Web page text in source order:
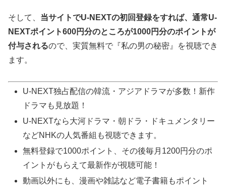
そして、 当サイトでU-NEXTの初回登録をすれば、通常U-
NEXTポイント600円分のところが1000円分のポイントが
付与されるので、実質無料で『私の男の秘密』を視聴でき
ます。
U-NEXT独占配信の韓流・アジアドラマが多数！新作
ドラマも見放題！
U-NEXTなら大河ドラマ・朝ドラ・ドキュメンタリー
などNHKの人気番組も視聴できます。
無料登録で1000ポイント、その後毎月1200円分のポ
イントがもらえて最新作が視聴可能！
動画以外にも、漫画や雑誌など電子書籍もポイント